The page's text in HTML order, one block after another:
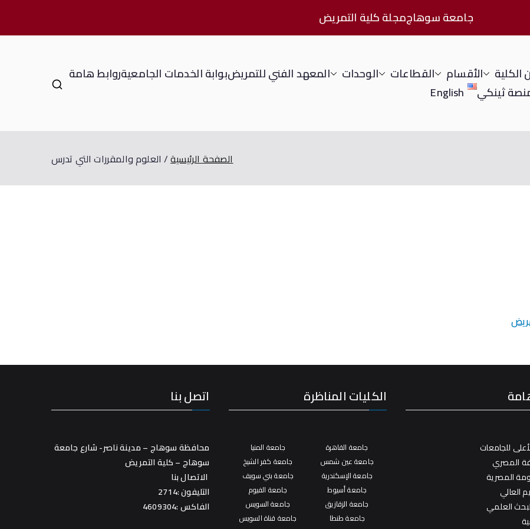
جامعة سوهاجمجلة كلية التمريض
الكلية الأقسام القطاعات الوحدات المعهد الفني للتمريضبوابة الخدمات الجامعيةروابط هامة
ثينكي English
الصفحة الرئيسية العلوم والمقررات التي تدرس
للجامعات
المصري
المصرية
العالي
العلمي
الكليات المناظرة
جامعة القاهرة
جامعة عين شمس
جامعة الإسكندرية
جامعة أسيوط
جامعة الزقازيق
جامعة طنطا
جامعة المنيا
جامعة كفر الشيخ
جامعة بني سويف
جامعة الفيوم
جامعة السويس
جامعة قناة السويس
اتصل بنا
محافظة سوهاج – مدينة ناصر- شارع جامعة
سوهاج – كلية التمريض
الاتصال بنا
التليفون :2714
الفاكس :4609304